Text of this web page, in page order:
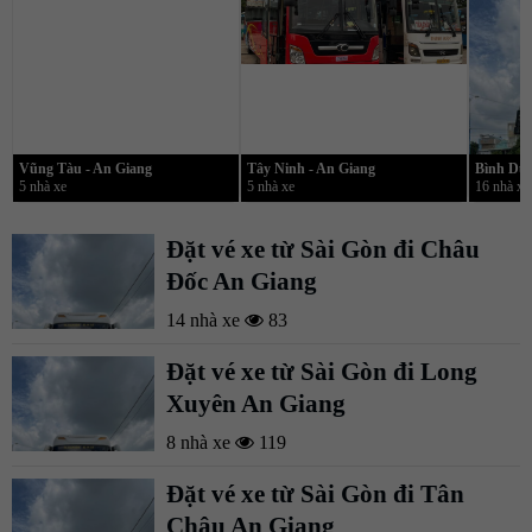
Vũng Tàu - An Giang
5 nhà xe
Tây Ninh - An Giang
5 nhà xe
Bình
16 nhà xe
Đặt vé xe từ Sài Gòn đi Châu
Đốc An Giang
14 nhà xe 83
Đặt vé xe từ Sài Gòn đi Long
Xuyên An Giang
8 nhà xe 119
Đặt vé xe từ Sài Gòn đi Tân
Châu An Giang